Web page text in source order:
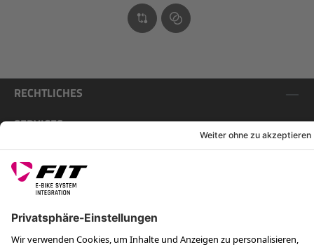
RECHTLICHES
SERVICES
FOLGE UNS AUF